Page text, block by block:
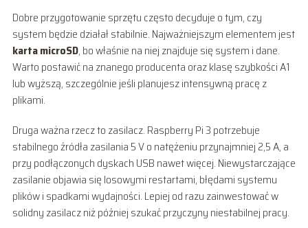
Dobre przygotowanie sprzętu często decyduje o tym, czy
system będzie działał stabilnie. Najważniejszym elementem jest
karta microSD, bo właśnie na niej znajduje się system i dane.
Warto postawić na znanego producenta oraz klasę szybkości A1
lub wyższą, szczególnie jeśli planujesz intensywną pracę z
plikami.
Druga ważna rzecz to zasilacz. Raspberry Pi 3 potrzebuje
stabilnego źródła zasilania 5 V o natężeniu przynajmniej 2,5 A, a
przy podłączonych dyskach USB nawet więcej. Niewystarczające
zasilanie objawia się losowymi restartami, błędami systemu
plików i spadkami wydajności. Lepiej od razu zainwestować w
solidny zasilacz niż później szukać przyczyny niestabilnej pracy.